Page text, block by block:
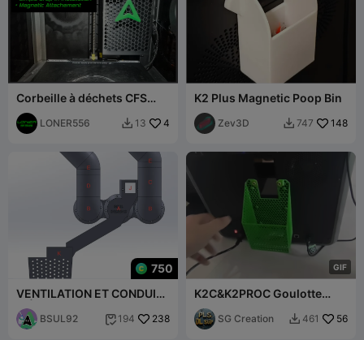
Corbeille à déchets CFS
pour série K1 V2.0
LONER556  13 4
K2 Plus Magnetic Poop Bin
Zev3D  747 148
750
VENTILATION ET CONDUIT
D'ÉVACUATION TOUT-EN-
UN POUR K2 PLUS
BSUL92  194 238
GIF
K2C&K2PROC Goulotte
d'évacuation à démontage
rapide magnétique -
Matériau
SG Creation  461 56